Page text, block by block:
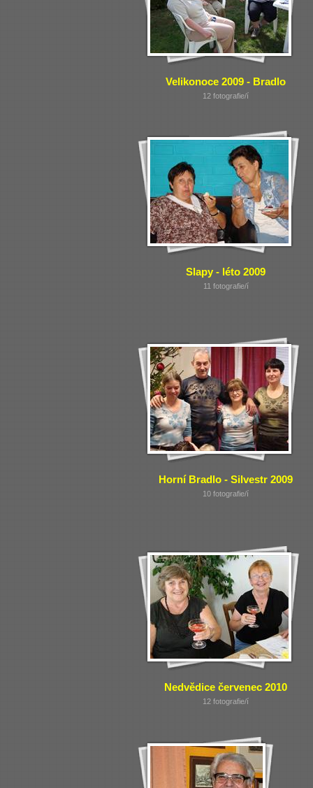
Velikonoce 2009 - Bradlo
12 fotografie/í
Slapy - léto 2009
11 fotografie/í
Horní Bradlo - Silvestr 2009
10 fotografie/í
Nedvědice červenec 2010
12 fotografie/í